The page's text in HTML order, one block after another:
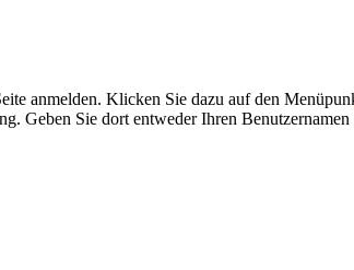
anmelden. Klicken Sie dazu auf den
Geben Sie dort entweder Ihren